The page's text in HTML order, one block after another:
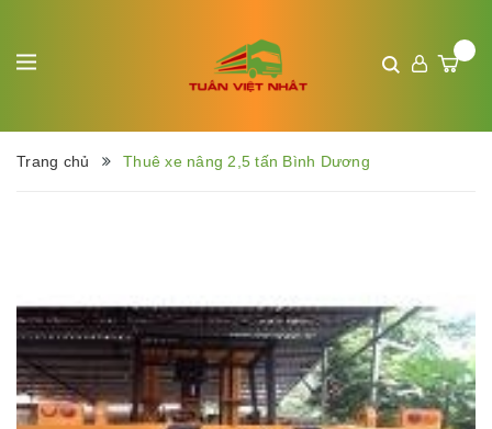
Trang chủ Thuê xe nâng 2,5 tấn Bình Dương